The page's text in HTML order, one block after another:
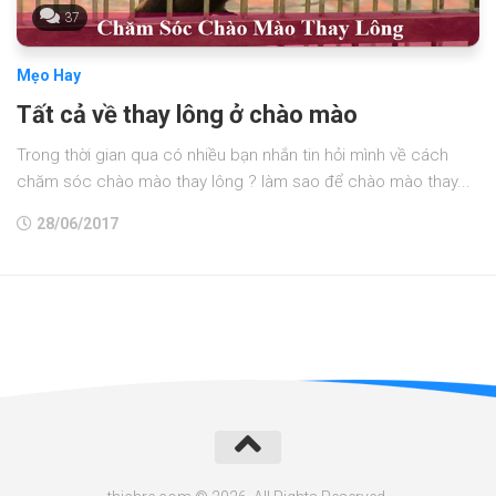
37
Mẹo Hay
Tất cả về thay lông ở chào mào
Trong thời gian qua có nhiều bạn nhắn tin hỏi mình về cách
chăm sóc chào mào thay lông ? làm sao để chào mào thay...
28/06/2017